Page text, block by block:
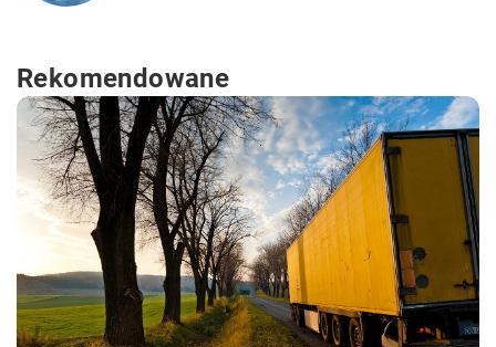
Rekomendowane